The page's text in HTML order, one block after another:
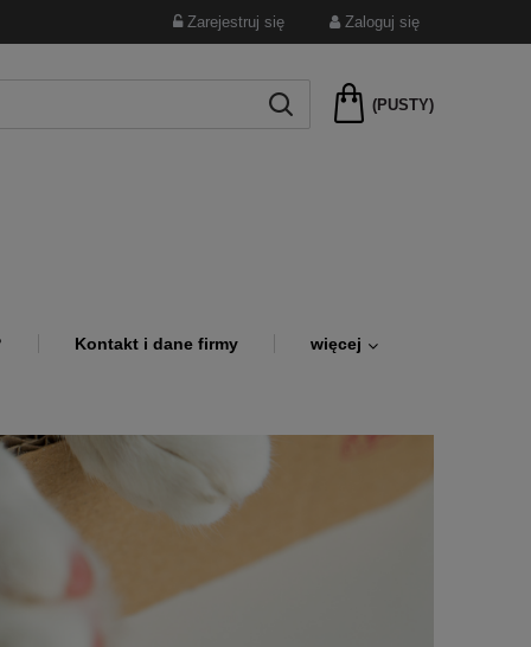
Zarejestruj się Zaloguj się
(PUSTY)
Kontakt i dane firmy więcej